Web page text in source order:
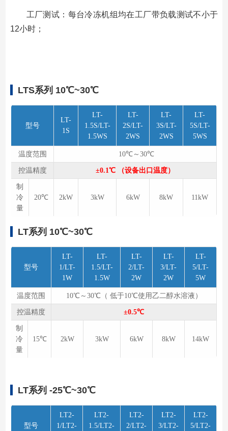
工厂测试：每台冷冻机组均在工厂带负载测试不小于
12小时；
LTS系列 10℃~30℃
型号
LT-
1S
LT-
1.5S/LT-
1.5WS
LT-
2S/LT-
2WS
LT-
3S/LT-
2WS
LT-
5S/LT-
5WS
温度范围 10℃～30℃
控温精度 ±0.1℃ （设备出口温度）
制
冷
量
20℃ 2kW 3kW 6kW 8kW 11kW
LT系列 10℃~30℃
型号
LT-
1/LT-
1W
LT-
1.5/LT-
1.5W
LT-
2/LT-
2W
LT-
3/LT-
2W
LT-
5/LT-
5W
温度范围 10℃～30℃（ 低于10℃使用乙二醇水溶液）
控温精度 ±0.5℃
制
冷
量
15℃ 2kW 3kW 6kW 8kW 14kW
LT系列 -25℃~30℃
型号
LT2-
1/LT2-
LT2-
1.5/LT2-
LT2-
2/LT2-
LT2-
3/LT2-
LT2-
5/LT2-